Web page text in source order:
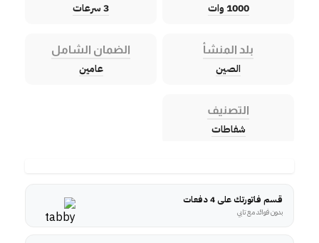
1000 وات 3 سرعات
بلد المنشأ
الصين
الضمان الشامل
عامين
التصنيف
شفاطات
قسم فاتورتك على 4 دفعات
بدون فوائد مع تابي